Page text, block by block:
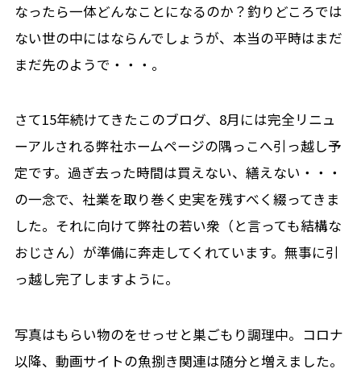
なったら一体どんなことになるのか？釣りどころでは
ない世の中にはならんでしょうが、本当の平時はまだ
まだ先のようで・・・。
さて15年続けてきたこのブログ、8月には完全リニュ
ーアルされる弊社ホームページの隅っこへ引っ越し予
定です。過ぎ去った時間は買えない、繕えない・・・
の一念で、社業を取り巻く史実を残すべく綴ってきま
した。それに向けて弊社の若い衆（と言っても結構な
おじさん）が準備に奔走してくれています。無事に引
っ越し完了しますように。
写真はもらい物のをせっせと巣ごもり調理中。コロナ
以降、動画サイトの魚捌き関連は随分と増えました。